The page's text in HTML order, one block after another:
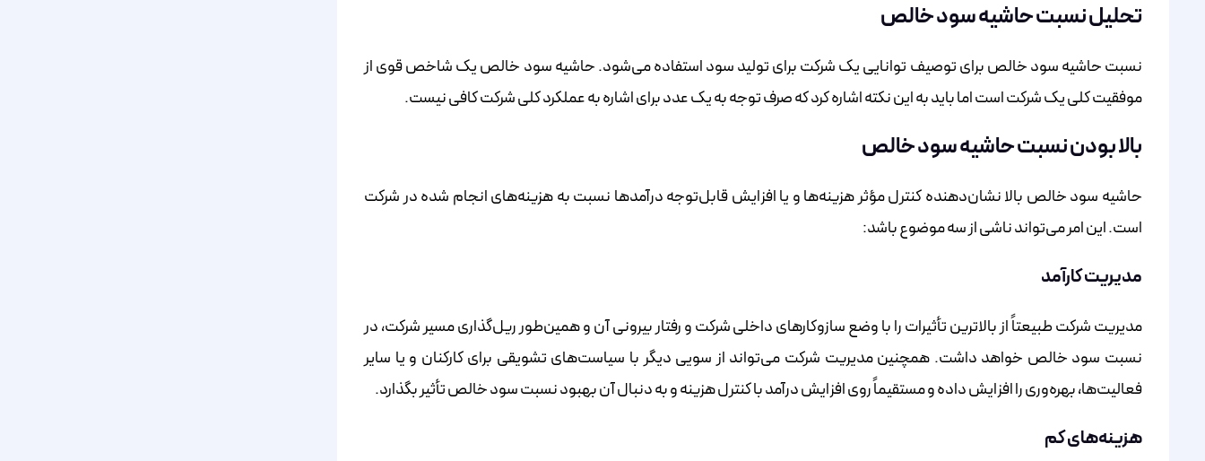
تحلیل نسبت حاشیه سود خالص
نسبت حاشیه سود خالص برای توصیف توانایی یک شرکت برای تولید سود استفاده می‌شود. حاشیه سود خالص یک شاخص قوی از
موفقیت کلی یک شرکت است اما باید به این نکته اشاره کرد که صرف توجه به یک عدد برای اشاره به عملکرد کلی شرکت کافی نیست.
بالا بودن نسبت حاشیه سود خالص
حاشیه سود خالص بالا نشان‌دهنده کنترل مؤثر هزینه‌ها و یا افزایش قابل‌توجه درآمدها نسبت به هزینه‌های انجام شده در شرکت
است. این امر می‌تواند ناشی از سه موضوع باشد:
مدیریت کارآمد
مدیریت شرکت طبیعتاً از بالاترین تأثیرات را با وضع سازوکارهای داخلی شرکت و رفتار بیرونی آن و همین‌طور ریل‌گذاری مسیر شرکت، در
نسبت سود خالص خواهد داشت. همچنین مدیریت شرکت می‌تواند از سویی دیگر با سیاست‌های تشویقی برای کارکنان و یا سایر
فعالیت‌ها، بهره‌وری را افزایش داده و مستقیماً روی افزایش درآمد با کنترل هزینه و به دنبال آن بهبود نسبت سود خالص تأثیر بگذارد.
هزینه‌های کم